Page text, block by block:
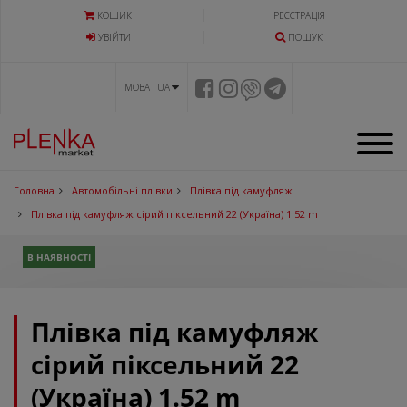
КОШИК
РЕЄСТРАЦІЯ
УВIЙТИ
ПОШУК
МОВА UA
Головна Автомобільні плівки
Плівка під камуфляж
Плівка під камуфляж сірий піксельний 22 (Україна) 1.52 m
В НАЯВНОСТІ
Плівка під камуфляж
сірий піксельний 22
(Україна) 1.52 m